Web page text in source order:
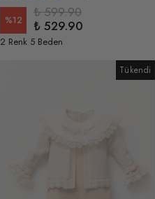
%12
₺ 599.90
₺ 529.90
2 Renk 5 Beden
Tükendi